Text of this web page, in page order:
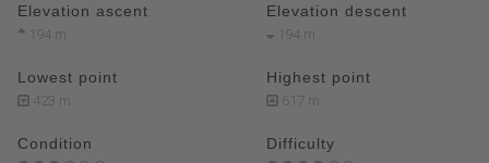
Elevation ascent
194 m
Elevation descent
194 m
Lowest point
423 m
Highest point
617 m
Condition Difficulty